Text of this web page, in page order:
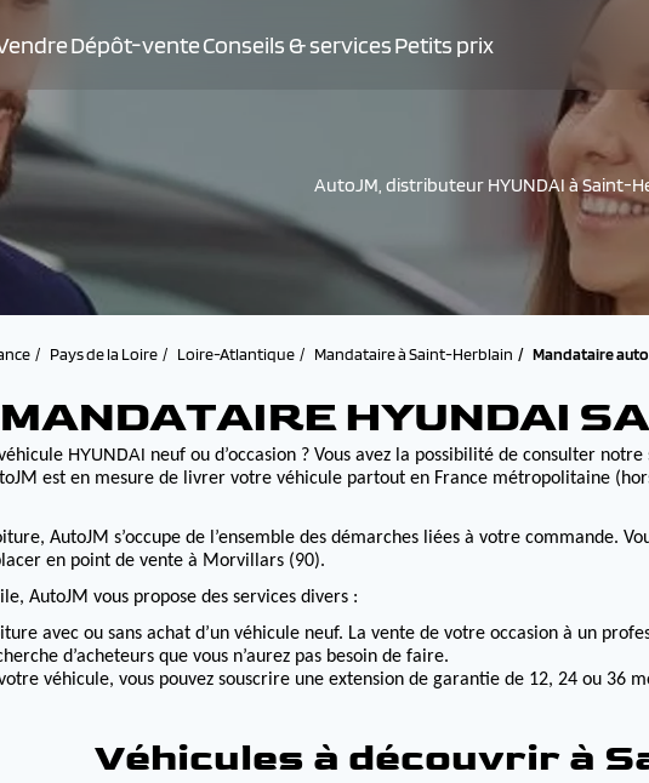
Dépôt-venteConseils & servicesPetits prix
AutoJM, distributeur HYUNDAI à Saint-
Pays de la Loire Loire-Atlantique Mandataire à Saint-Herblain Mandataire
HYUNDAI
HYUNDAI neuf ou d’occasion ? Vous avez la possibilité de consulter notre
est en mesure de livrer votre véhicule partout en France métropolitaine
AutoJM s’occupe de l’ensemble des démarches liées à votre commande.
en point de vente à Morvillars (90).
AutoJM vous propose des services divers :
avec ou sans achat d’un véhicule neuf. La vente de votre occasion à un
d’acheteurs que vous n’aurez pas besoin de faire.
véhicule, vous pouvez souscrire une extension de garantie de 12, 24 ou 36
Véhicules à découvrir à